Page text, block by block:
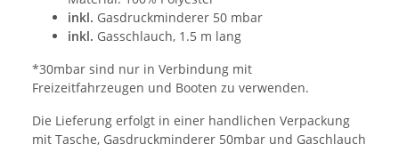
inkl. Gasdruckminderer 50 mbar
inkl. Gasschlauch, 1.5 m lang
*30mbar sind nur in Verbindung mit
Freizeitfahrzeugen und Booten zu verwenden.
Die Lieferung erfolgt in einer handlichen Verpackung
mit Tasche, Gasdruckminderer 50mbar und Gaschlauch